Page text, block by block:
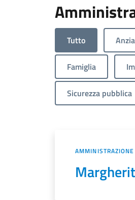
Tutto
Famiglia
Sicurezza pubblica
AMMINISTRAZIONE